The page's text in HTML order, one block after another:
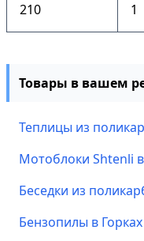
210 1
Товары в вашем
Теплицы из
Мотоблоки Shtenli
Беседки из
Бензопилы в Горках